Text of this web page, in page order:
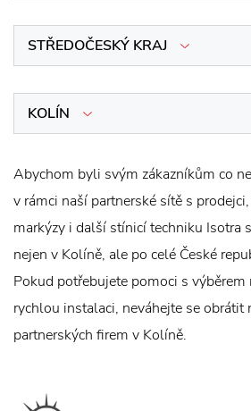
STŘEDOČESKÝ KRAJ
KOLÍN
Abychom byli svým zákazníkům co
v rámci naší partnerské sítě s
markýzy i další stínicí techniku Isotra
nejen v Kolíně, ale po celé České
Pokud potřebujete pomoci s
rychlou instalaci, neváhejte se obrátit
partnerských firem v Kolíně.